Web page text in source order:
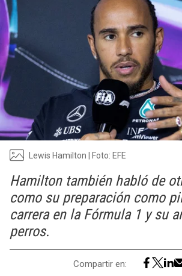
Lewis Hamilton | Foto: EFE
Hamilton también habló de
como su preparación como
carrera en la Fórmula 1 y su
perros.
Compartir en: